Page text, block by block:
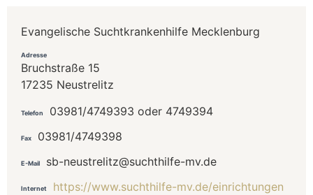
Evangelische Suchtkrankenhilfe Mecklenburg
Adresse
Bruchstraße 15
17235 Neustrelitz
Telefon 03981/4749393 oder 4749394
Fax 03981/4749398
E-Mail sb-neustrelitz@suchthilfe-mv.de
Internet https://www.suchthilfe-mv.de/einrichtungen